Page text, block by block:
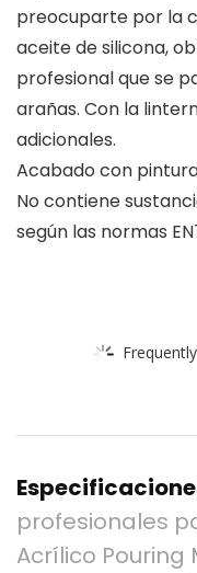
preocuparte por la
aceite de silicona,
profesional que se
arañas. Con la
adicionales.
Acabado con
No contiene
según las normas
profesionales
Acrílico Pouring